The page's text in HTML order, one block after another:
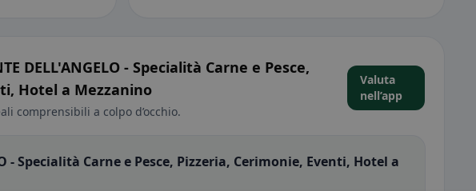
DELL'ANGELO - Specialità Carne e Pesce,
Hotel a Mezzanino
comprensibili a colpo d’occhio.
Valuta
nell’app
- Specialità Carne e Pesce, Pizzeria, Cerimonie, Eventi, Hotel a